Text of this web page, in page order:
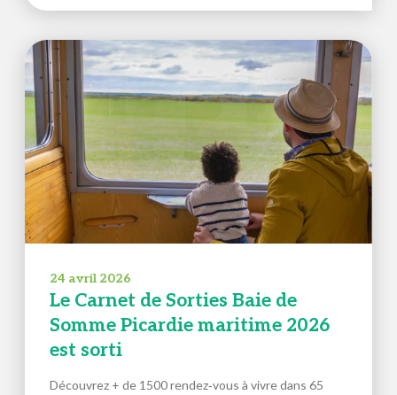
24 avril 2026
Le Carnet de Sorties Baie de
Somme Picardie maritime 2026
est sorti
Découvrez + de 1500 rendez‑vous à vivre dans 65